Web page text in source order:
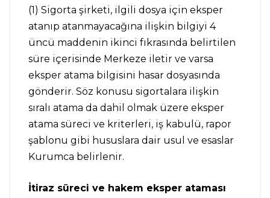
(1) Sigorta şirketi, ilgili dosya için eksper
atanıp atanmayacağına ilişkin bilgiyi 4
üncü maddenin ikinci fıkrasında belirtilen
süre içerisinde Merkeze iletir ve varsa
eksper atama bilgisini hasar dosyasında
gönderir. Söz konusu sigortalara ilişkin
sıralı atama da dahil olmak üzere eksper
atama süreci ve kriterleri, iş kabulü, rapor
şablonu gibi hususlara dair usul ve esaslar
Kurumca belirlenir.
İtiraz süreci ve hakem eksper ataması